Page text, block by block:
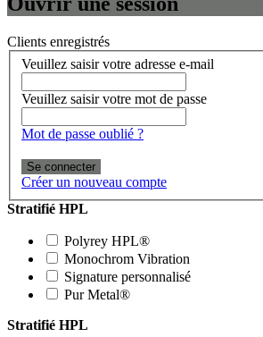
Clients enregistrés
Veuillez saisir votre adresse e-mail
Veuillez saisir votre mot de passe
Mot de passe oublié ?
Se connecter
Créer un nouveau compte
Stratifié HPL
Polyrey HPL®
Monochrom Vibration
Signature personnalisé
Pur Metal®
Stratifié HPL